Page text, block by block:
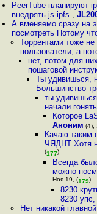
PeerTube планируют
внедрять js-ipfs ,
А вменяемо сразу на
посмотреть Потому
Торрентами тоже
пользователи, а
нет, потом для
пошаговой
Ты удивишься,
Большинство
ты
начали
Которое
Аноним (4),
Качаю таким
ЧЯДНТ Хотя
(177)
Всегда
можно
Ноя-19, (179)
8230
8230
Нет никакой